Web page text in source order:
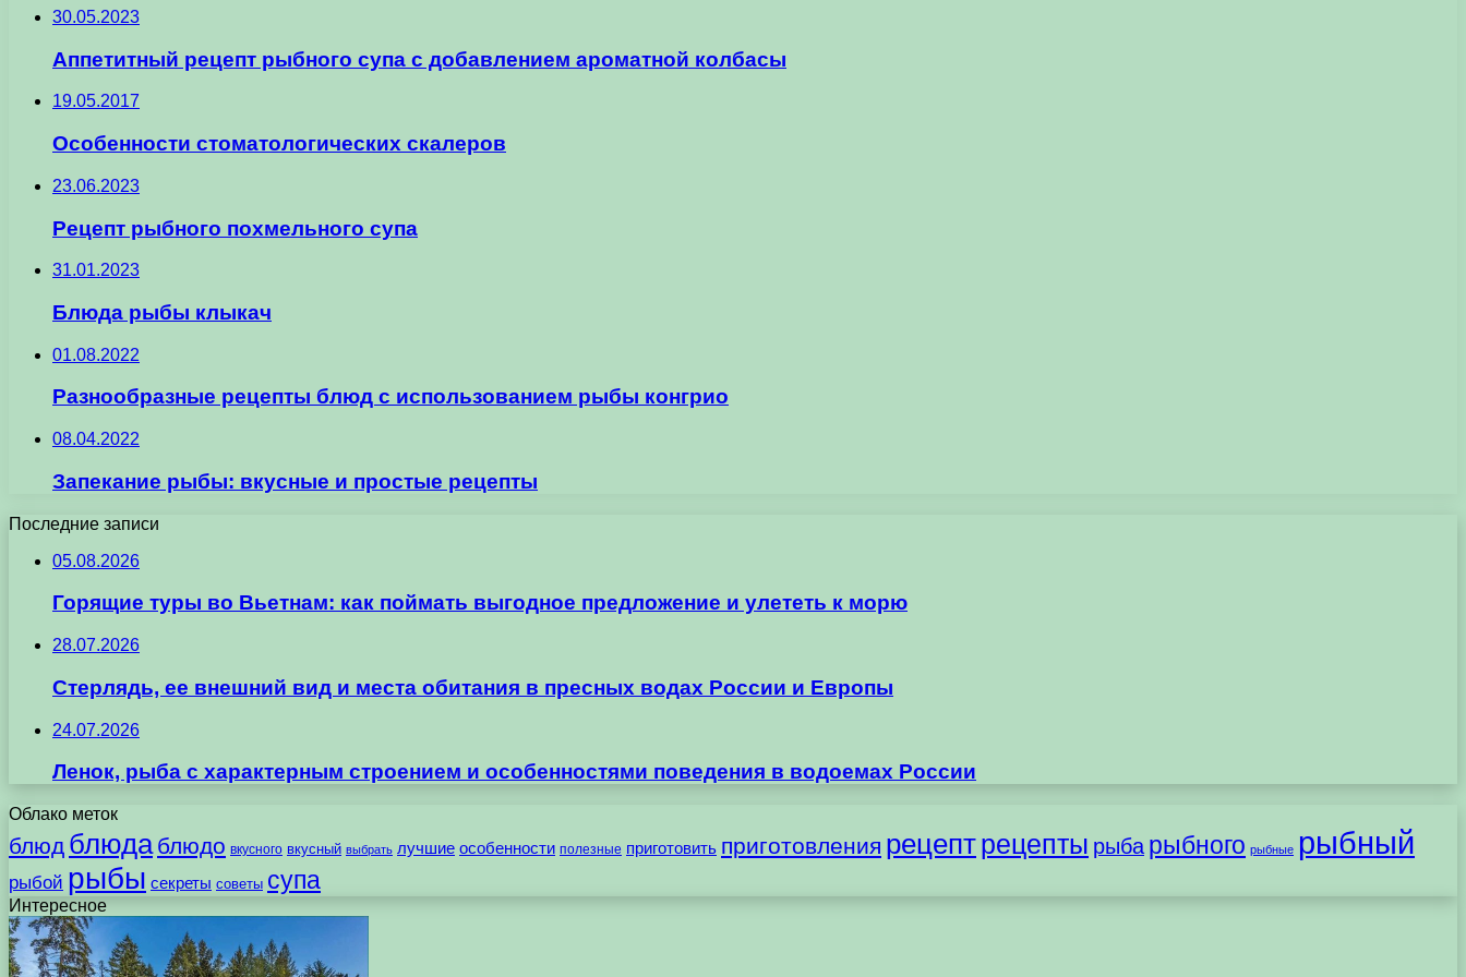
30.05.2023
Аппетитный рецепт рыбного супа с добавлением ароматной колбасы
19.05.2017
Особенности стоматологических скалеров
23.06.2023
Рецепт рыбного похмельного супа
31.01.2023
Блюда рыбы клыкач
01.08.2022
Разнообразные рецепты блюд с использованием рыбы конгрио
08.04.2022
Запекание рыбы: вкусные и простые рецепты
Последние записи
05.08.2026
Горящие туры во Вьетнам: как поймать выгодное предложение и улететь к морю
28.07.2026
Стерлядь, ее внешний вид и места обитания в пресных водах России и Европы
24.07.2026
Ленок, рыба с характерным строением и особенностями поведения в водоемах России
Облако меток
блюд блюда блюдо вкусного вкусный выбрать лучшие особенности полезные приготовить приготовления рецептрецепты рыба рыбного рыбные рыбный
рыбой рыбы секреты советы супа
Интересное